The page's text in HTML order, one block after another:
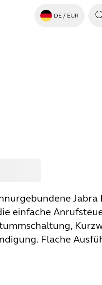
DE / EUR
Jabra
einfache
Flache